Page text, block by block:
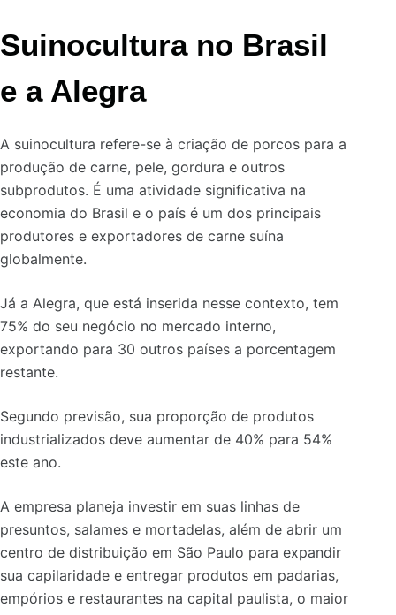
Suinocultura no Brasil
e a Alegra
A suinocultura refere-se à criação de porcos para a
produção de carne, pele, gordura e outros
subprodutos. É uma atividade significativa na
economia do Brasil e o país é um dos principais
produtores e exportadores de carne suína
globalmente.
Já a Alegra, que está inserida nesse contexto, tem
75% do seu negócio no mercado interno,
exportando para 30 outros países a porcentagem
restante.
Segundo previsão, sua proporção de produtos
industrializados deve aumentar de 40% para 54%
este ano.
A empresa planeja investir em suas linhas de
presuntos, salames e mortadelas, além de abrir um
centro de distribuição em São Paulo para expandir
sua capilaridade e entregar produtos em padarias,
empórios e restaurantes na capital paulista, o maior